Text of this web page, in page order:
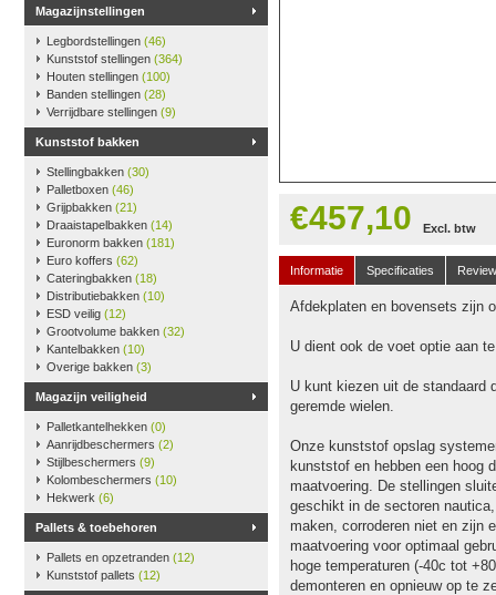
Magazijnstellingen
Legbordstellingen (46)
Kunststof stellingen (364)
Houten stellingen (100)
Banden stellingen (28)
Verrijdbare stellingen (9)
Kunststof bakken
Stellingbakken (30)
Palletboxen (46)
Grijpbakken (21)
Draaistapelbakken (14)
Euronorm bakken (181)
Euro koffers (62)
Cateringbakken (18)
Distributiebakken (10)
ESD veilig (12)
Grootvolume bakken (32)
Kantelbakken (10)
Overige bakken (3)
Magazijn veiligheid
Palletkantelhekken (0)
Aanrijdbeschermers (2)
Stijlbeschermers (9)
Kolombeschermers (10)
Hekwerk (6)
Pallets & toebehoren
Pallets en opzetranden (12)
Kunststof pallets (12)
€457,10 Excl. btw
Informatie Specificaties
Afdekplaten en bovensets zijn
U dient ook de voet optie aan
U kunt kiezen uit de standaard
geremde wielen.
Onze kunststof opslag
kunststof en hebben een hoog
maatvoering. De stellingen
geschikt in de sectoren
maken, corroderen niet en zijn
maatvoering voor optimaal
hoge temperaturen (-40c tot
demonteren en opnieuw op te